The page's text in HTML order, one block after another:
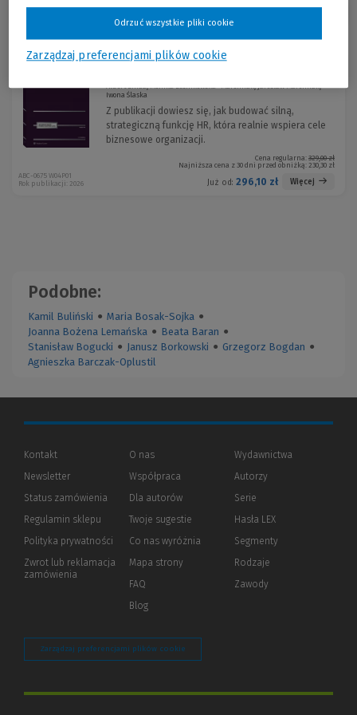
Sortuj:
Albert Binda, Monika Leśnikowska- Marciniak, Jarosław Marciniak,
Iwona Ślaska
Z publikacji dowiesz się, jak budować silną,
strategiczną funkcję HR, która realnie wspiera cele
biznesowe organizacji.
Cena regularna: 329,00 zł
Najniższa cena z 30 dni przed obniżką: 230,30 zł
Już od: 296,10 zł Więcej
ABC-0675 W04P01
Rok publikacji: 2026
Podobne:
Kamil Buliński ● Maria Bosak-Sojka ●
Joanna Bożena Lemańska ● Beata Baran ●
Stanisław Bogucki ● Janusz Borkowski ● Grzegorz Bogdan ●
Agnieszka Barczak-Oplustil
Kontakt
Newsletter
Status zamówienia
Regulamin sklepu
Polityka prywatności (Nowe
(Link
innej
Zwrot lub reklamacja
zamówienia
O nas
Współpraca
Dla autorów(Nowe
(Link
innej
strony)
Twoje sugestie
Co nas wyróżnia
Mapa strony
FAQ
Blog
Wydawnictwa
Autorzy
Serie
Hasła LEX
Segmenty
Rodzaje
Zawody
Zarządzaj preferencjami plików cookie
Zarządzaj preferencjami plików cookie
Odrzuć wszystkie pliki cookie